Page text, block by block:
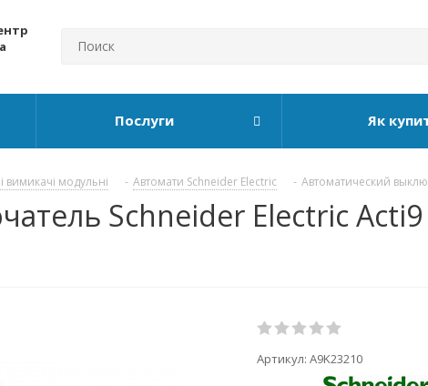
Послуги Як
вимикачі модульні - Автомати Schneider Electric - Автоматический
Schneider Electric Acti9
Артикул: A9K23210